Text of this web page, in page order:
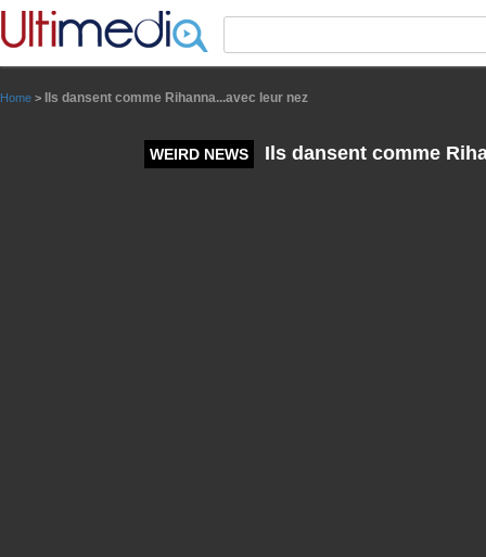
Home > Ils dansent comme Rihanna...avec leur nez
WEIRD NEWS Ils dansent comme
Panneau de gestion des cookies